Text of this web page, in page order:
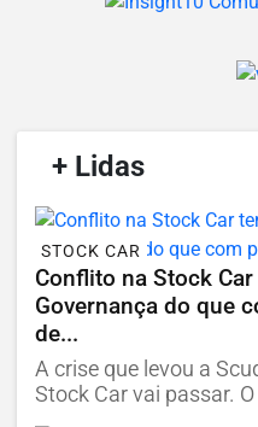
+ Lidas
STOCK CAR
Conflito na Stock
Governança do que
de...
A crise que levou a
Stock Car vai passar.